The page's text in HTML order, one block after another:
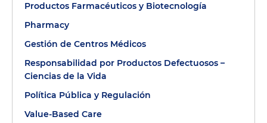
Productos Farmacéuticos y Biotecnología
Pharmacy
Gestión de Centros Médicos
Responsabilidad por Productos Defectuosos –
Ciencias de la Vida
Política Pública y Regulación
Value-Based Care